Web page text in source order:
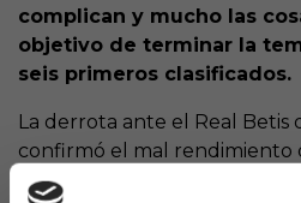
complican y mucho las
objetivo de terminar la
seis primeros clasificados.
La derrota ante el Real Betis
confirmó el mal rendimiento
teniendo en cuenta las